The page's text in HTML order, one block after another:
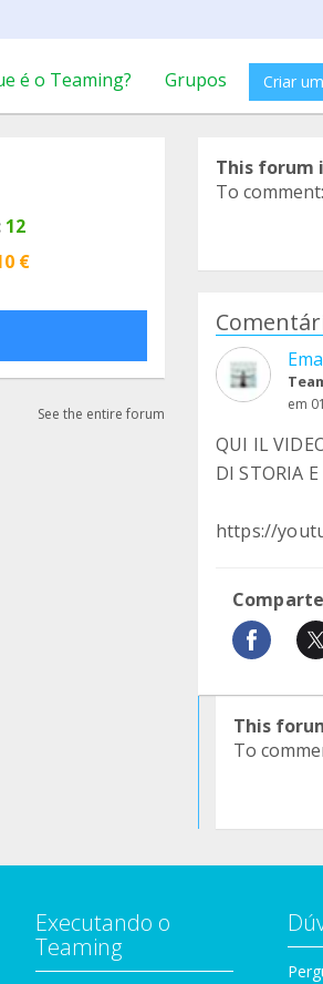
é o Teaming? Grupos Criar
12
€
See the entire forum
This forum
To comment:
em
QUI IL
DI STORIA
https://
Comparte
This
To
Executando o
Teaming